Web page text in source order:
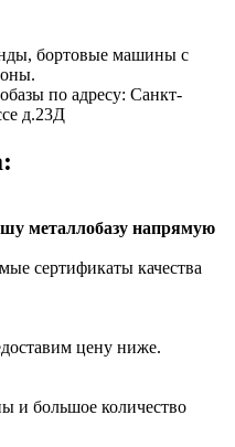
бортовые машины с
по адресу: Санкт-
д.23Д
металлобазу напрямую
сертификаты качества
цену ниже.
и большое количество